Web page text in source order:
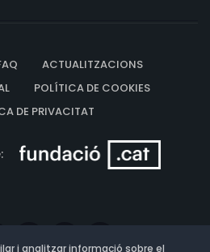
ACTUALITZACIONS
POLÍTICA DE COOKIES
DE PRIVACITAT
i analitzar informació sobre el